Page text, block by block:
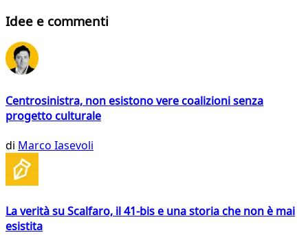
Idee e commenti
Centrosinistra, non esistono vere coalizioni senza
progetto culturale
di Marco Iasevoli
La verità su Scalfaro, il 41-bis e una storia che non è mai
esistita